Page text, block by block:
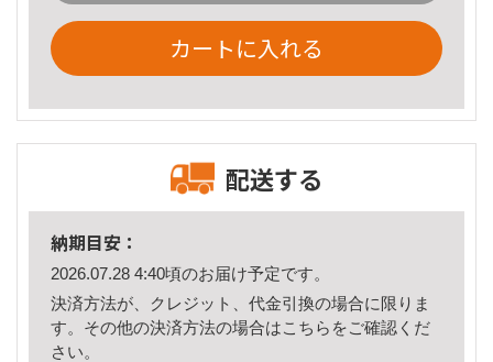
カートに入れる
配送する
納期目安：
2026.07.28 4:40頃のお届け予定です。
決済方法が、クレジット、代金引換の場合に限りま
す。その他の決済方法の場合はこちら をご確認くだ
さい。